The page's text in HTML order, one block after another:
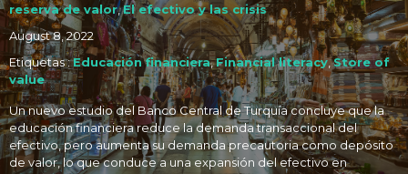
reserva de valor,El efectivo y las crisis
August 8, 2022
Etiquetas :Educación financiera,Financial literacy,Store of
value
Un nuevo estudio del Banco Central de Turquía concluye que la
educación financiera reduce la demanda transaccional del
efectivo, pero aumenta su demanda precautoria como depósito
de valor, lo que conduce a una expansión del efectivo en